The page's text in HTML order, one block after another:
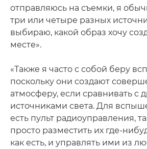
отправляюсь на съемки, я
три или четыре разных
выбираю, какой образ хочу
месте».
«Также я часто с собой беру
поскольку они создают
атмосферу, если сравнивать с
источниками света. Для
есть пульт радиоуправления,
просто разместить их где-
как есть, и управлять ими из